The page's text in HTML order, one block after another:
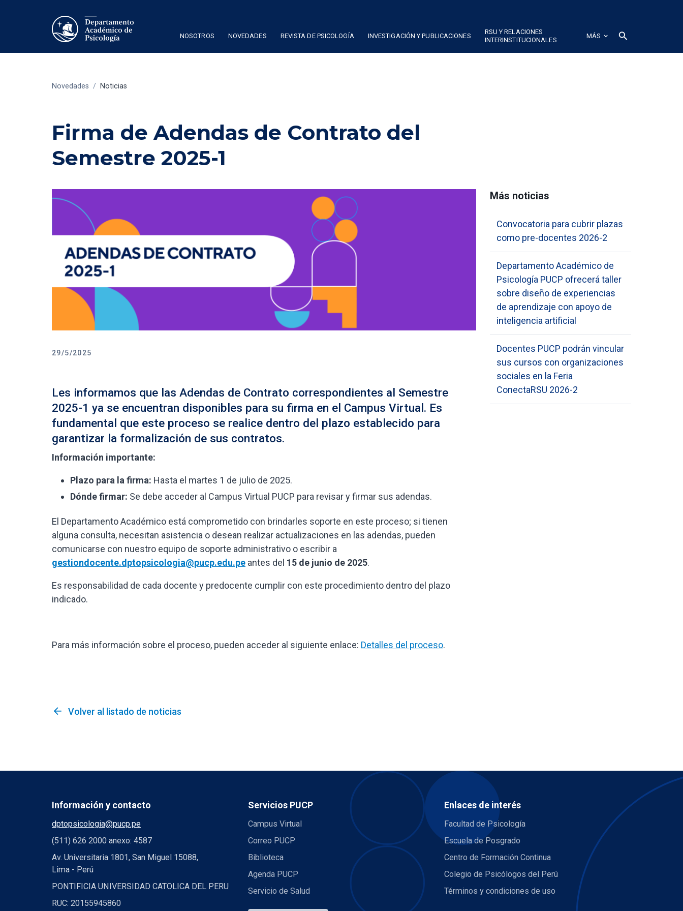
NOSOTROS NOVEDADES REVISTA DE PSICOLOGÍA INVESTIGACIÓN Y PUBLICACIONES
RSU Y RELACIONES
INTERINSTITUCIONALES
MÁS search
Novedades / Noticias
Firma de Adendas de Contrato del
Semestre 2025-1
29/5/2025
Les informamos que las Adendas de Contrato correspondientes al Semestre
2025-1 ya se encuentran disponibles para su firma en el Campus Virtual. Es
fundamental que este proceso se realice dentro del plazo establecido para
garantizar la formalización de sus contratos.
Información importante:
Plazo para la firma: Hasta el martes 1 de julio de 2025.
Dónde firmar: Se debe acceder al Campus Virtual PUCP para revisar y firmar sus adendas.
El Departamento Académico está comprometido con brindarles soporte en este proceso; si tienen
alguna consulta, necesitan asistencia o desean realizar actualizaciones en las adendas, pueden
comunicarse con nuestro equipo de soporte administrativo o escribir a
gestiondocente.dptopsicologia@pucp.edu.pe antes del 15 de junio de 2025.
Es responsabilidad de cada docente y predocente cumplir con este procedimiento dentro del plazo
indicado.
Para más información sobre el proceso, pueden acceder al siguiente enlace: Detalles del proceso.
arrow_back Volver al listado de noticias
Más noticias
Convocatoria para cubrir plazas
como pre-docentes 2026-2
Departamento Académico de
Psicología PUCP ofrecerá taller
sobre diseño de experiencias
de aprendizaje con apoyo de
inteligencia artificial
Docentes PUCP podrán vincular
sus cursos con organizaciones
sociales en la Feria
ConectaRSU 2026-2
Información y contacto
dptopsicologia@pucp.pe
(511) 626 2000 anexo: 4587
Av. Universitaria 1801, San Miguel 15088,
Lima - Perú
PONTIFICIA UNIVERSIDAD CATOLICA DEL PERU
RUC: 20155945860
Servicios PUCP
Campus Virtual
Correo PUCP
Biblioteca
Agenda PUCP
Servicio de Salud
Enlaces de interés
Facultad de Psicología
Escuela de Posgrado
Centro de Formación Continua
Colegio de Psicólogos del Perú
Términos y condiciones de uso